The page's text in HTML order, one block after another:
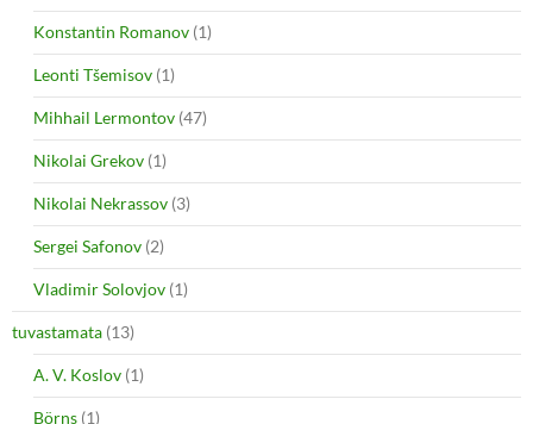
Konstantin Romanov (1)
Leonti Tšemisov (1)
Mihhail Lermontov (47)
Nikolai Grekov (1)
Nikolai Nekrassov (3)
Sergei Safonov (2)
Vladimir Solovjov (1)
tuvastamata (13)
A. V. Koslov (1)
Börns (1)